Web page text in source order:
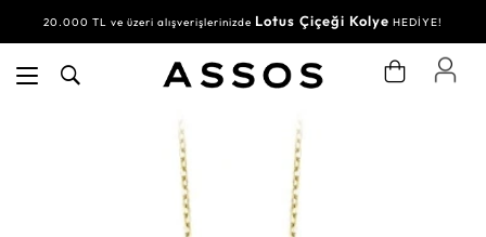
20.000 TL ve üzeri alışverişlerinizde Lotus Çiçeği Kolye HEDİYE!